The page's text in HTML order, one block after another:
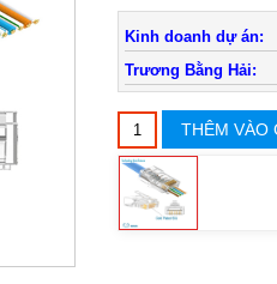
Kinh doanh dự án:
Trương Bằng Hải:
THÊM VÀO